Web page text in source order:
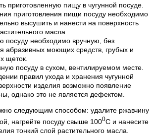
приготовленную пищу в чугунной посуде.
приготовления пищи посуду необходимо
высушить и нанести на поверхность
масла.
посуду необходимо вручную, без
абразивных моющих средств, грубых и
щеток.
посуду в сухом, вентилируемом месте.
правил ухода и хранения чугунной
изделия возможно появление
однако это не является дефектом.
следующим способом: удалите ржавчину
нагрейте посуду свыше 1000С и нанесите
тонкий слой растительного масла.